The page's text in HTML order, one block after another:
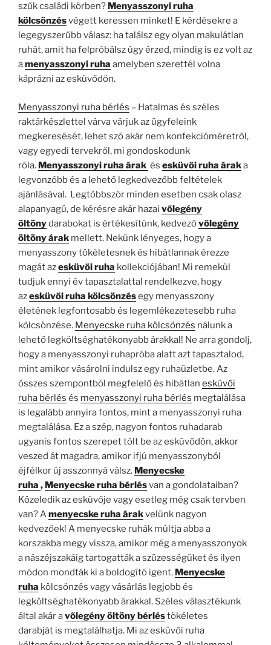
szűk családi körben? Menyasszonyi ruha
kölcsönzésvégett keressen minket! E kérdésekre a
legegyszerűbb válasz: ha találsz egy olyan makulátlan
ruhát, amit ha felpróbálsz úgy érzed, mindig is ez volt az
amenyasszonyi ruha amelyben szerettél volna
káprázni az esküvődön.
Menyasszonyi ruha bérlés – Hatalmas és széles
raktárkészlettel várva várjuk az ügyfeleink
megkeresését, lehet szó akár nem konfekcióméretről,
vagy egyedi tervekről, mi gondoskodunk
róla. Menyasszonyi ruha árak és esküvői ruha áraka
legvonzóbb és a lehető legkedvezőbb feltételek
ajánlásával. Legtöbbször minden esetben csak olasz
alapanyagú, de kérésre akár hazai vőlegény
öltönydarabokat is értékesítünk, kedvezővőlegény
öltöny árak mellett. Nekünk lényeges, hogy a
menyasszony tökéletesnek és hibátlannak érezze
magát azesküvői ruha kollekciójában! Mi remekül
tudjuk ennyi év tapasztalattal rendelkezve, hogy
azesküvői ruha kölcsönzésegy menyasszony
életének legfontosabb és legemlékezetesebb ruha
kölcsönzése. Menyecske ruha kölcsönzés nálunk a
lehető legköltséghatékonyabb árakkal! Ne arra gondolj,
hogy a menyasszonyi ruhapróba alatt azt tapasztalod,
mint amikor vásárolni indulsz egy ruhaüzletbe. Az
összes szempontból megfelelő és hibátlan esküvői
ruha bérlés és menyasszonyi ruha bérlés megtalálása
is legalább annyira fontos, mint a menyasszonyi ruha
megtalálása. Ez a szép, nagyon fontos ruhadarab
ugyanis fontos szerepet tölt be az esküvődön, akkor
veszed át magadra, amikor ifjú menyasszonyból
éjfélkor új asszonnyá válsz. Menyecske
ruha , Menyecske ruha bérlésvan a gondolataiban?
Közeledik az esküvője vagy esetleg még csak tervben
van? Amenyecske ruha árakvelünk nagyon
kedvezőek! A menyecske ruhák múltja abba a
korszakba megy vissza, amikor még a menyasszonyok
a nászéjszakáig tartogatták a szüzességüket és ilyen
módon mondták ki a boldogító igent. Menyecske
ruha kölcsönzés vagy vásárlás legjobb és
legköltséghatékonyabb árakkal. Széles választékunk
által akár avőlegény öltöny bérléstökéletes
darabját is megtalálhatja. Mi az esküvői ruha